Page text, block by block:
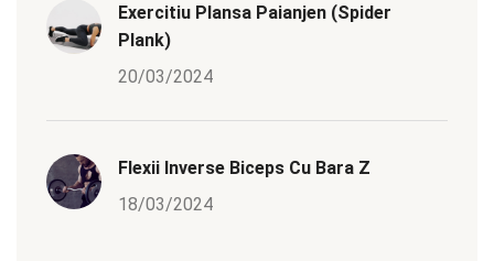
Exercitiu Plansa Paianjen (Spider
Plank)
20/03/2024
Flexii Inverse Biceps Cu Bara Z
18/03/2024